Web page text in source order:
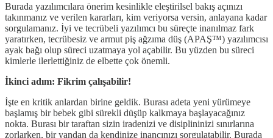
Burada yazılımcılara önerim kesinlikle eleştirilsel bakış açınızı
takınmanız ve verilen kararları, kim veriyorsa versin, anlayana kadar
sorgulamanız. İyi ve tecrübeli yazılımcı bu süreçte inanılmaz fark
yaratırken, tecrübesiz ve armut piş ağzıma düş (APAŞ™️) yazılımcısı
ayak bağı olup süreci uzatmaya yol açabilir. Bu yüzden bu süreci
kimlerle ilerlettiğiniz de elbette çok önemli.
İkinci adım: Fikrim çalışabilir!
İşte en kritik anlardan birine geldik. Burası adeta yeni yürümeye
başlamış bir bebek gibi sürekli düşüp kalkmaya başlayacağınız
nokta. Burası bir taraftan sizin iradenizi ve disiplininizi sınırlarına
zorlarken, bir yandan da kendinize inancınızı sorgulatabilir. Burada